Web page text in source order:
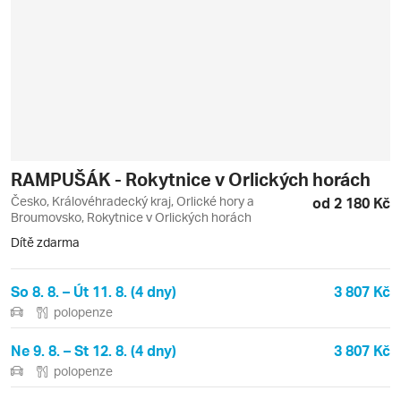
RAMPUŠÁK - Rokytnice v Orlických horách
Česko, Královéhradecký kraj, Orlické hory a
Broumovsko, Rokytnice v Orlických horách
od 2 180 Kč
Dítě zdarma
So 8. 8. – Út 11. 8. (4 dny) 3 807 Kč
polopenze
Ne 9. 8. – St 12. 8. (4 dny) 3 807 Kč
polopenze